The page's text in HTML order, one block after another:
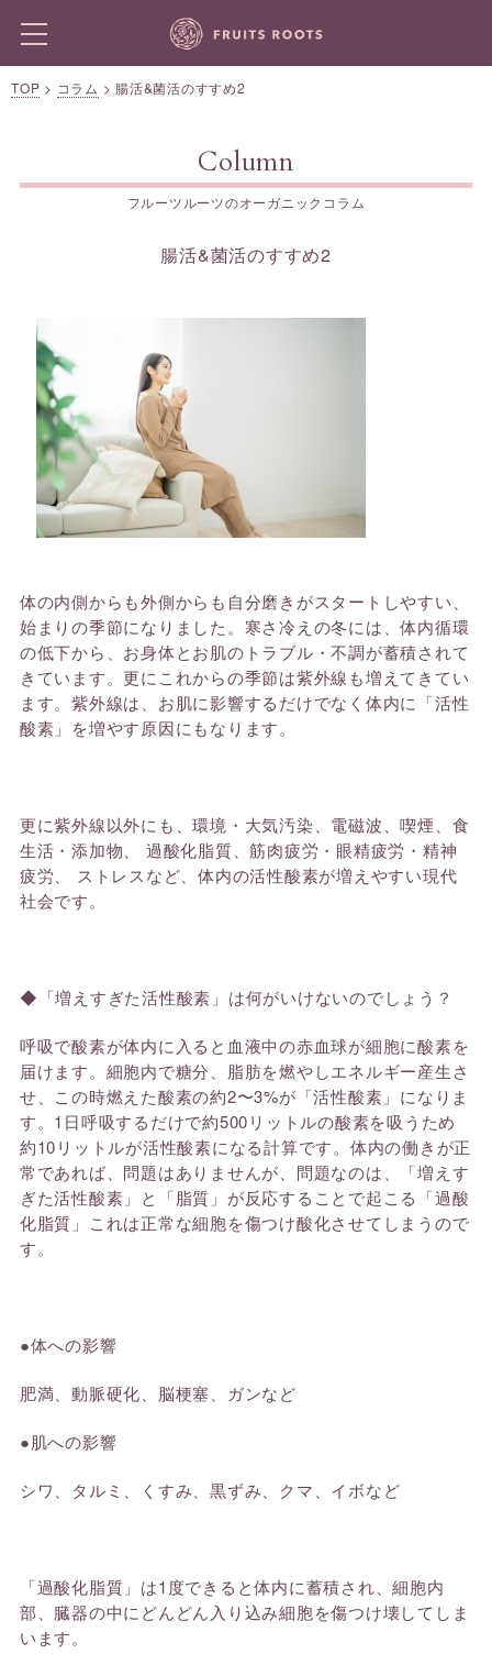
TOP > コラム > 腸活&菌活のすすめ2
Column
フルーツルーツのオーガニックコラム
腸活&菌活のすすめ2
体の内側からも外側からも自分磨きがスタートしやすい、
始まりの季節になりました。寒さ冷えの冬には、体内循環
の低下から、お身体とお肌のトラブル・不調が蓄積されて
きてい ます。更にこれからの季節は紫外線も増えてきてい
ます。紫外線は、 お肌に影響するだけでなく体内に「活性
酸素」を増やす原因にもなります。
更に紫外線以外にも、環境・大気汚染、電磁波、喫煙、食
生活・添加物、 過酸化脂質、筋肉疲労・眼精疲労・精神
疲労、 ストレスなど、体内の活性酸素が増えやすい現代
社会です。
◆「増えすぎた活性酸素」は何がいけないのでしょう？
呼吸で酸素が体内に入ると血液中の赤血球が細胞に酸素を
届けます。細胞内で糖分、脂肪を燃やしエネルギー産生さ
せ、この時燃えた酸素の約2〜3%が「活性酸素」になり ま
す。1日呼吸するだけで約500リットルの酸素を吸うため
約10リッ トルが活性酸素になる計算です。体内の働きが正
常であれば、問題はありませんが、問題なのは、「増えす
ぎた活性酸素」と「脂質」が反応することで起こる「過酸
化脂質」これは正常な細胞を傷つけ酸化させてしまうので
す。
●体への影響
肥満、動脈硬化、脳梗塞、ガンなど
●肌への影響
シワ、タルミ、くすみ、黒ずみ、クマ、イボなど
「過酸化脂質」は1度できると体内に蓄積され、細胞内
部、 臓器の中にどんどん入り込み細胞を傷つけ壊してしま
い ます。